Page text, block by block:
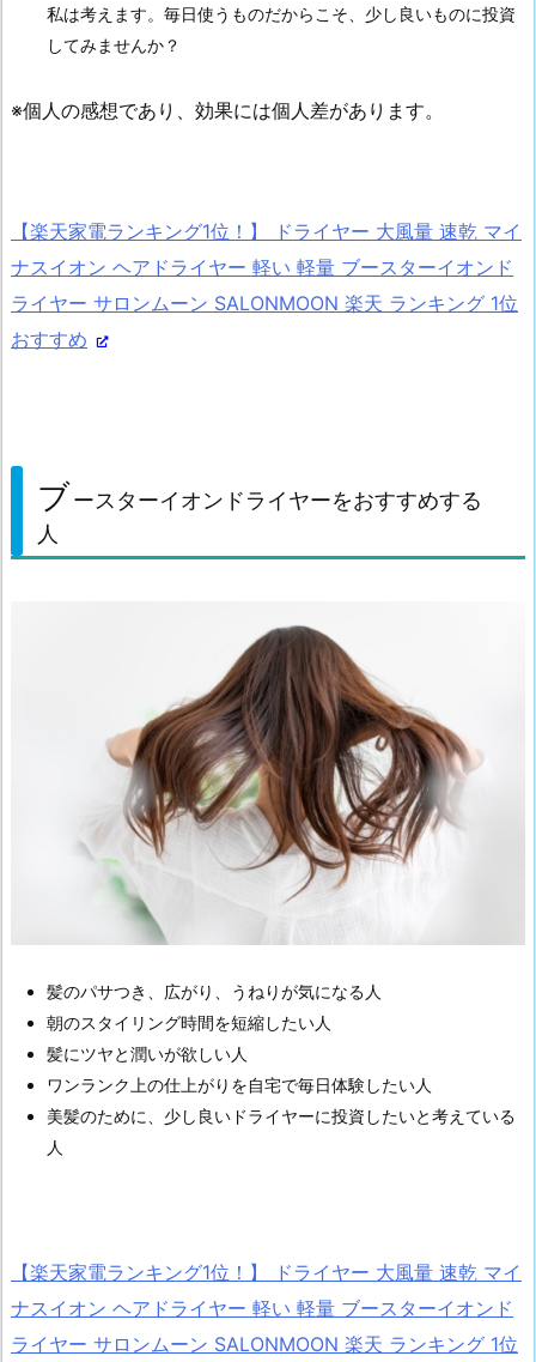
私は考えます。毎日使うものだからこそ、少し良いものに投資
してみませんか？
※個人の感想であり、効果には個人差があります。
【楽天家電ランキング1位！】 ドライヤー 大風量 速乾 マイ
ナスイオン ヘアドライヤー 軽い 軽量 ブースターイオンド
ライヤー サロンムーン SALONMOON 楽天 ランキング 1位
おすすめ
ブースターイオンドライヤーをおすすめする
人
髪のパサつき、広がり、うねりが気になる人
朝のスタイリング時間を短縮したい人
髪にツヤと潤いが欲しい人
ワンランク上の仕上がりを自宅で毎日体験したい人
美髪のために、少し良いドライヤーに投資したいと考えている
人
【楽天家電ランキング1位！】 ドライヤー 大風量 速乾 マイ
ナスイオン ヘアドライヤー 軽い 軽量 ブースターイオンド
ライヤー サロンムーン SALONMOON 楽天 ランキング 1位